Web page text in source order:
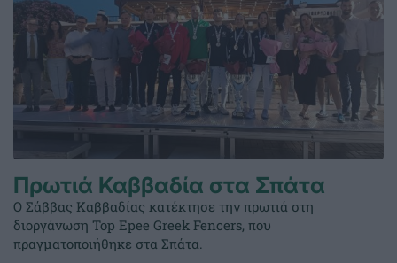
Πρωτιά Καββαδία στα Σπάτα
Ο Σάββας Καββαδίας κατέκτησε την πρωτιά στη
διοργάνωση Top Epee Greek Fencers, που
πραγματοποιήθηκε στα Σπάτα.